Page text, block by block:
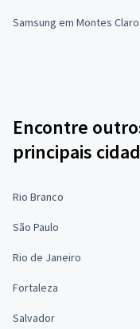
Samsung em Montes
Encontre
principais
Rio Branco
São Paulo
Rio de Janeiro
Fortaleza
Salvador